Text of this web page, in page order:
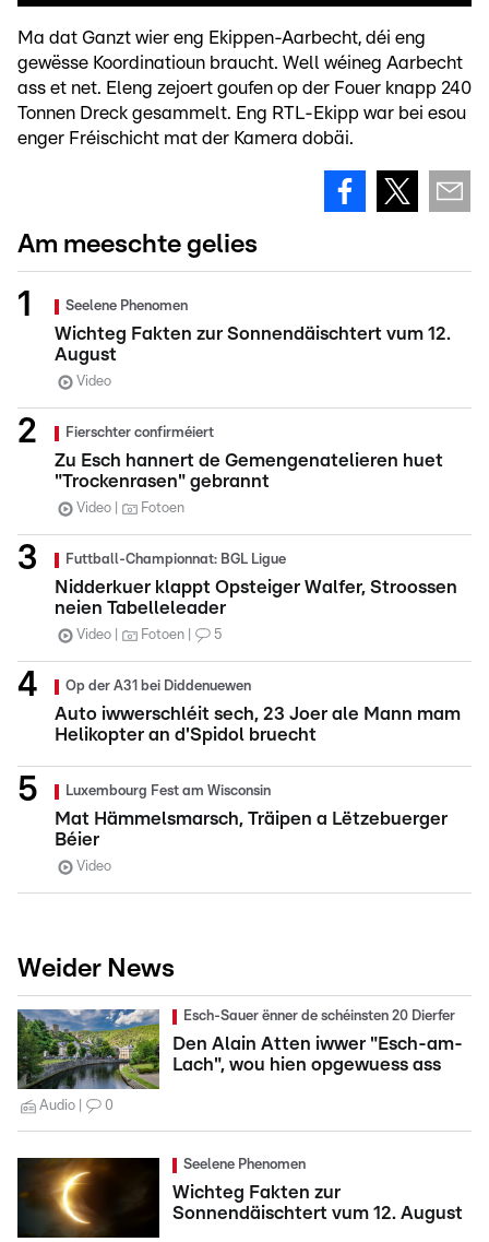
Ma dat Ganzt wier eng Ekippen-Aarbecht, déi eng
gewësse Koordinatioun braucht. Well wéineg Aarbecht
ass et net. Eleng zejoert goufen op der Fouer knapp 240
Tonnen Dreck gesammelt. Eng RTL-Ekipp war bei esou
enger Fréischicht mat der Kamera dobäi.
Am meeschte gelies
Seelene Phenomen
Wichteg Fakten zur Sonnendäischtert vum 12.
August
Video
Fierschter confirméiert
Zu Esch hannert de Gemengenatelieren huet
"Trockenrasen" gebrannt
Video Fotoen
Futtball-Championnat: BGL Ligue
Nidderkuer klappt Opsteiger Walfer, Stroossen
neien Tabelleleader
Video Fotoen 5
Op der A31 bei Diddenuewen
Auto iwwerschléit sech, 23 Joer ale Mann mam
Helikopter an d'Spidol bruecht
Luxembourg Fest am Wisconsin
Mat Hämmelsmarsch, Träipen a Lëtzebuerger
Béier
Video
Weider News
Esch-Sauer ënner de schéinsten 20 Dierfer
Den Alain Atten iwwer "Esch-am-
Lach", wou hien opgewuess ass
Audio 0
Seelene Phenomen
Wichteg Fakten zur
Sonnendäischtert vum 12. August